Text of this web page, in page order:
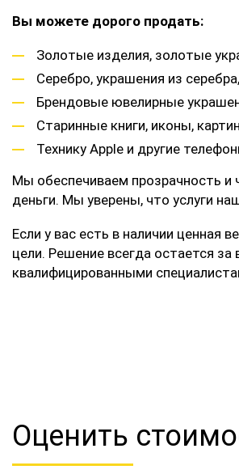
Вы можете дорого продать:
Золотые изделия, золотые
Серебро, украшения из
Брендовые ювелирные
Старинные книги, иконы,
Технику Apple и другие
Мы обеспечиваем прозрачность
деньги. Мы уверены, что услуги
Если у вас есть в наличии ценная
цели. Решение всегда остается
квалифицированными
Оценить